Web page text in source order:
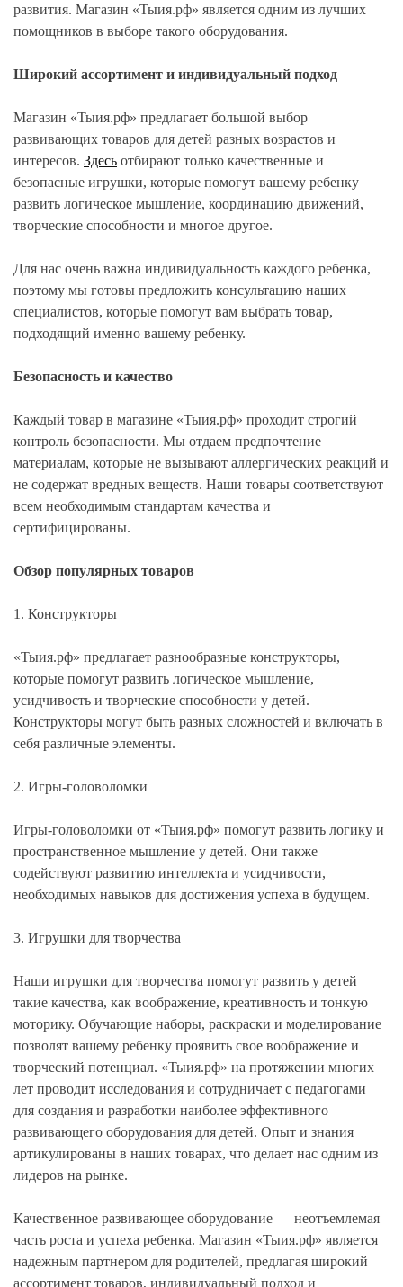
развития. Магазин «Тыия.рф» является одним из лучших
помощников в выборе такого оборудования.
Широкий ассортимент и индивидуальный подход
Магазин «Тыия.рф» предлагает большой выбор
развивающих товаров для детей разных возрастов и
интересов. Здесь отбирают только качественные и
безопасные игрушки, которые помогут вашему ребенку
развить логическое мышление, координацию движений,
творческие способности и многое другое.
Для нас очень важна индивидуальность каждого ребенка,
поэтому мы готовы предложить консультацию наших
специалистов, которые помогут вам выбрать товар,
подходящий именно вашему ребенку.
Безопасность и качество
Каждый товар в магазине «Тыия.рф» проходит строгий
контроль безопасности. Мы отдаем предпочтение
материалам, которые не вызывают аллергических реакций и
не содержат вредных веществ. Наши товары соответствуют
всем необходимым стандартам качества и
сертифицированы.
Обзор популярных товаров
1. Конструкторы
«Тыия.рф» предлагает разнообразные конструкторы,
которые помогут развить логическое мышление,
усидчивость и творческие способности у детей.
Конструкторы могут быть разных сложностей и включать в
себя различные элементы.
2. Игры-головоломки
Игры-головоломки от «Тыия.рф» помогут развить логику и
пространственное мышление у детей. Они также
содействуют развитию интеллекта и усидчивости,
необходимых навыков для достижения успеха в будущем.
3. Игрушки для творчества
Наши игрушки для творчества помогут развить у детей
такие качества, как воображение, креативность и тонкую
моторику. Обучающие наборы, раскраски и моделирование
позволят вашему ребенку проявить свое воображение и
творческий потенциал. «Тыия.рф» на протяжении многих
лет проводит исследования и сотрудничает с педагогами
для создания и разработки наиболее эффективного
развивающего оборудования для детей. Опыт и знания
артикулированы в наших товарах, что делает нас одним из
лидеров на рынке.
Качественное развивающее оборудование — неотъемлемая
часть роста и успеха ребенка. Магазин «Тыия.рф» является
надежным партнером для родителей, предлагая широкий
ассортимент товаров, индивидуальный подход и